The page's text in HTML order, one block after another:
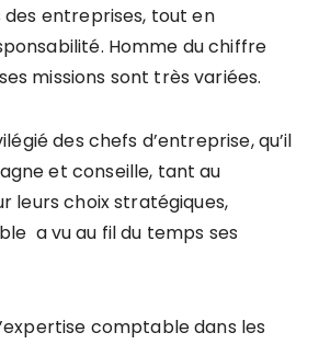
entreprises, tout en
Homme du chiffre
ses missions sont très variées.
des chefs d’entreprise, qu’il
et conseille, tant au
leurs choix stratégiques,
a vu au fil du temps ses
comptable dans les